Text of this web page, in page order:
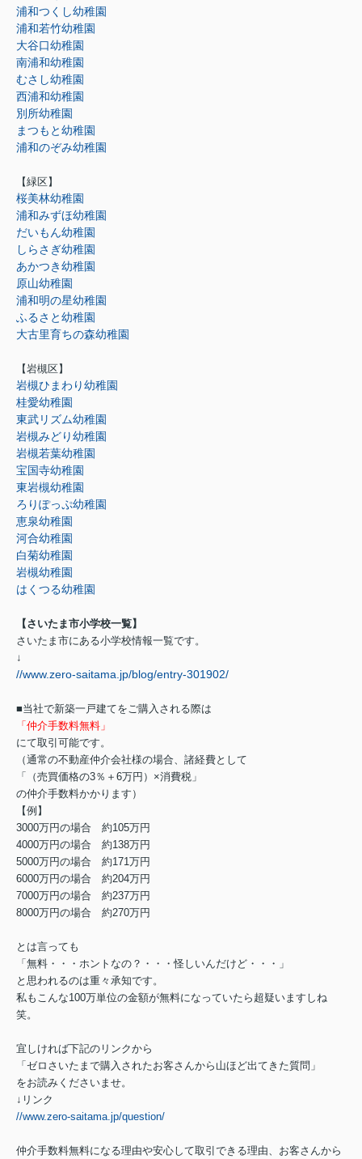
浦和つくし幼稚園
浦和若竹幼稚園
大谷口幼稚園
南浦和幼稚園
むさし幼稚園
西浦和幼稚園
別所幼稚園
まつもと幼稚園
浦和のぞみ幼稚園
【緑区】
桜美林幼稚園
浦和みずほ幼稚園
だいもん幼稚園
しらさぎ幼稚園
あかつき幼稚園
原山幼稚園
浦和明の星幼稚園
ふるさと幼稚園
大古里育ちの森幼稚園
【岩槻区】
岩槻ひまわり幼稚園
桂愛幼稚園
東武リズム幼稚園
岩槻みどり幼稚園
岩槻若葉幼稚園
宝国寺幼稚園
東岩槻幼稚園
ろりぽっぷ幼稚園
恵泉幼稚園
河合幼稚園
白菊幼稚園
岩槻幼稚園
はくつる幼稚園
【さいたま市小学校一覧】
さいたま市にある小学校情報一覧です。
↓
//www.zero-saitama.jp/blog/entry-301902/
■当社で新築一戸建てをご購入される際は
「仲介手数料無料」
にて取引可能です。
（通常の不動産仲介会社様の場合、諸経費として
「（売買価格の3％＋6万円）×消費税」
の仲介手数料かかります）
【例】
3000万円の場合 約105万円
4000万円の場合 約138万円
5000万円の場合 約171万円
6000万円の場合 約204万円
7000万円の場合 約237万円
8000万円の場合 約270万円
とは言っても
「無料・・・ホントなの？・・・怪しいんだけど・・・」
と思われるのは重々承知です。
私もこんな100万単位の金額が無料になっていたら超疑いますしね
笑。
宜しければ下記のリンクから
「ゼロさいたまで購入されたお客さんから山ほど出てきた質問」
をお読みくださいませ。
↓リンク
//www.zero-saitama.jp/question/
仲介手数料無料になる理由や安心して取引できる理由、お客さんから